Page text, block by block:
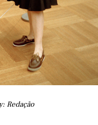
Redação